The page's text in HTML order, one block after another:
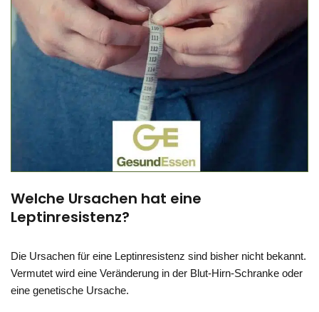
Welche Ursachen hat eine
Leptinresistenz?
Die Ursachen für eine Leptinresistenz sind bisher nicht bekannt.
Vermutet wird eine Veränderung in der Blut-Hirn-Schranke oder
eine genetische Ursache.